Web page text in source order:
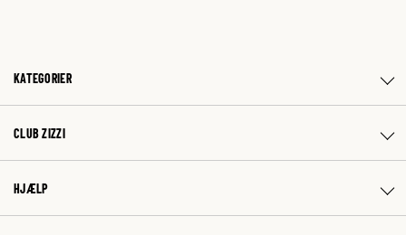
KATEGORIER
CLUB ZIZZI
HJÆLP